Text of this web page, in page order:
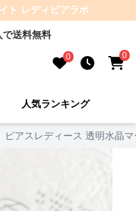
ト レディピアラボ
送料無料
0 0
人気ランキング
ピアスレディース 透明水晶